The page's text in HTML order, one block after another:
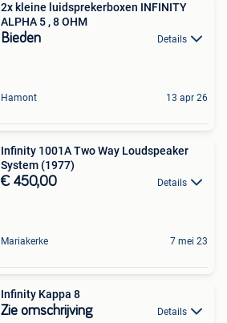
2x kleine luidsprekerboxen INFINITY
ALPHA 5 , 8 OHM
Bieden Details
Hamont 13 apr 26
Infinity 1001A Two Way Loudspeaker
System (1977)
€ 450,00 Details
Mariakerke 7 mei 23
Infinity Kappa 8
Zie omschrijving Details